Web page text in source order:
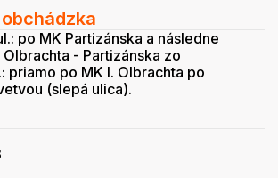
po MK Partizánska a následne
- Partizánska zo
priamo po MK I. Olbrachta po
(slepá ulica).